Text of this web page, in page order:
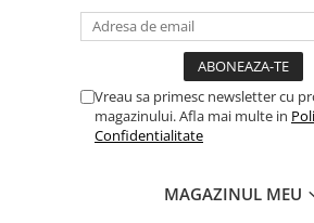
Vreau sa primesc newsletter cu
magazinului. Afla mai multe in
Confidentialitate
MAGAZINUL MEU